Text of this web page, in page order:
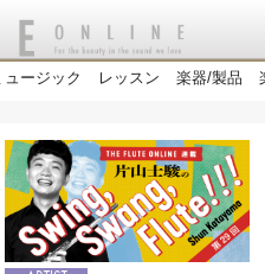
ュージック レッスン 楽器/製品